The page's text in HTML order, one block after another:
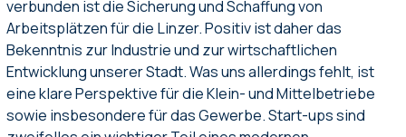
verbunden ist die Sicherung und Schaffung von
Arbeitsplätzen für die Linzer. Positiv ist daher das
Bekenntnis zur Industrie und zur wirtschaftlichen
Entwicklung unserer Stadt. Was uns allerdings fehlt, ist
eine klare Perspektive für die Klein- und Mittelbetriebe
sowie insbesondere für das Gewerbe. Start-ups sind